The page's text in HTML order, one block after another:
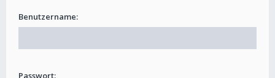
Benutzername:
Passwort: